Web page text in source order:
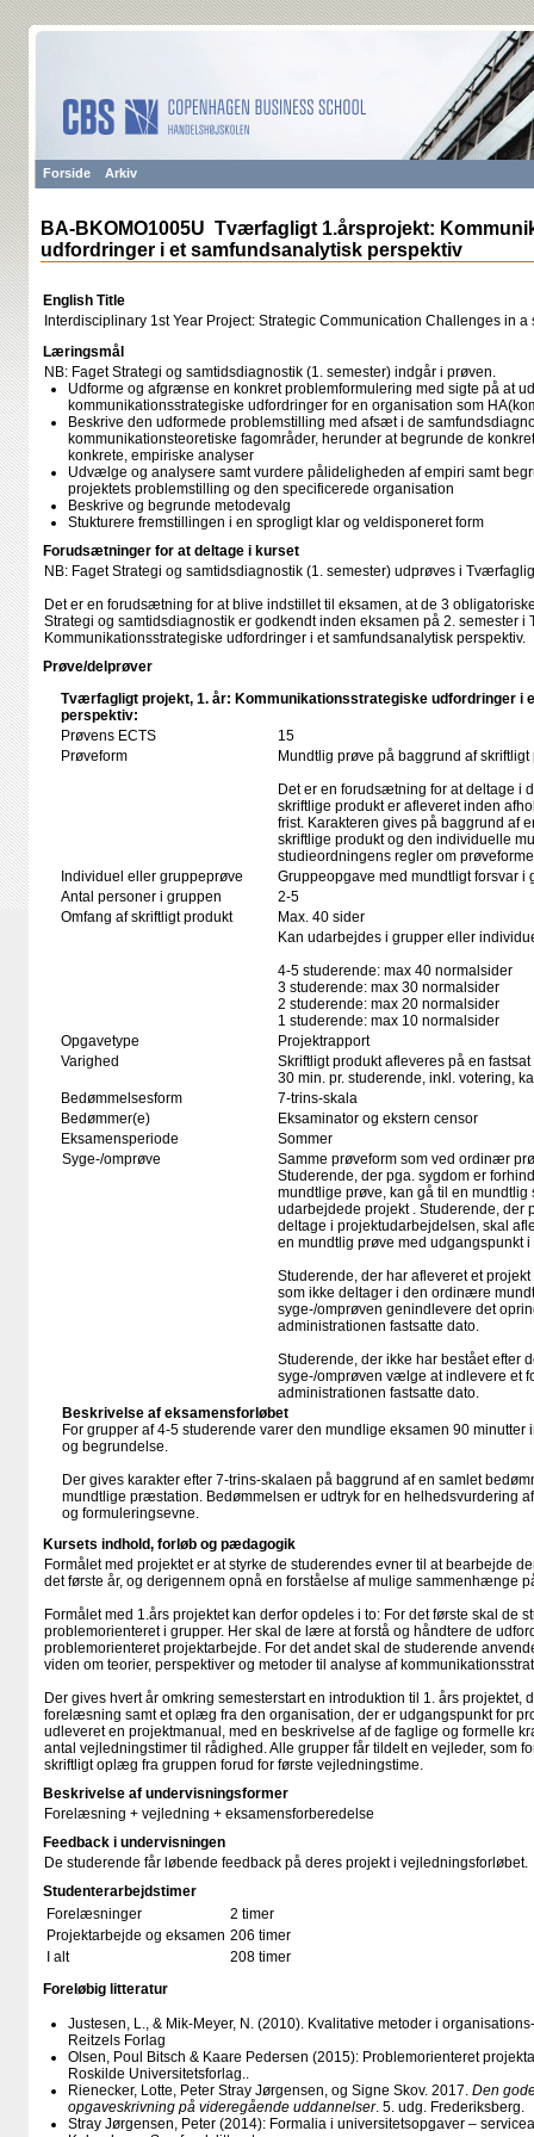
Forside Arkiv
BA-BKOMO1005U Tværfagligt 1.årsprojekt:
udfordringer i et samfundsanalytisk perspektiv
English Title
Interdisciplinary 1st Year Project: Strategic Communication Challenges in
Læringsmål
NB: Faget Strategi og samtidsdiagnostik (1. semester) indgår i prøven.
Udforme og afgrænse en konkret problemformulering med sigte på at
kommunikationsstrategiske udfordringer for en organisation som
Beskrive den udformede problemstilling med afsæt i de
kommunikationsteoretiske fagområder, herunder at begrunde de
konkrete, empiriske analyser
Udvælge og analysere samt vurdere pålideligheden af empiri samt
projektets problemstilling og den specificerede organisation
Beskrive og begrunde metodevalg
Stukturere fremstillingen i en sprogligt klar og veldisponeret form
Forudsætninger for at deltage i kurset
NB: Faget Strategi og samtidsdiagnostik (1. semester) udprøves i
Det er en forudsætning for at blive indstillet til eksamen, at de 3
Strategi og samtidsdiagnostik er godkendt inden eksamen på 2. semester
Kommunikationsstrategiske udfordringer i et samfundsanalytisk perspektiv.
Prøve/delprøver
Tværfagligt projekt, 1. år: Kommunikationsstrategiske udfordringer i
perspektiv:
Prøvens ECTS
15
Prøveform
Mundtlig prøve på baggrund af skriftligt
Det er en forudsætning for at deltage i
skriftlige produkt er afleveret inden
frist. Karakteren gives på baggrund af
skriftlige produkt og den individuelle
studieordningens regler om
Individuel eller gruppeprøve
Gruppeopgave med mundtligt forsvar i
Antal personer i gruppen
2-5
Omfang af skriftligt produkt
Max. 40 sider
Kan udarbejdes i grupper eller
4-5 studerende: max 40 normalsider
3 studerende: max 30 normalsider
2 studerende: max 20 normalsider
1 studerende: max 10 normalsider
Opgavetype
Projektrapport
Varighed
Skriftligt produkt afleveres på en
30 min. pr. studerende, inkl. votering,
Bedømmelsesform
7-trins-skala
Bedømmer(e)
Eksaminator og ekstern censor
Eksamensperiode
Sommer
Syge-/omprøve
Samme prøveform som ved ordinær
Studerende, der pga. sygdom er
mundtlige prøve, kan gå til en mundtlig
udarbejdede projekt . Studerende, der
deltage i projektudarbejdelsen, skal
en mundtlig prøve med udgangspunkt
Studerende, der har afleveret et
som ikke deltager i den ordinære
syge-/omprøven genindlevere det
administrationen fastsatte dato.
Studerende, der ikke har bestået efter
syge-/omprøven vælge at indlevere et
administrationen fastsatte dato.
Beskrivelse af eksamensforløbet
For grupper af 4-5 studerende varer den mundlige eksamen 90 minutter
og begrundelse.
Der gives karakter efter 7-trins-skalaen på baggrund af en samlet
mundtlige præstation. Bedømmelsen er udtryk for en helhedsvurdering
og formuleringsevne.
Kursets indhold, forløb og pædagogik
Formålet med projektet er at styrke de studerendes evner til at bearbejde
det første år, og derigennem opnå en forståelse af mulige sammenhænge
Formålet med 1.års projektet kan derfor opdeles i to: For det første skal de
problemorienteret i grupper. Her skal de lære at forstå og håndtere de
problemorienteret projektarbejde. For det andet skal de studerende
viden om teorier, perspektiver og metoder til analyse af
Der gives hvert år omkring semesterstart en introduktion til 1. års projektet,
forelæsning samt et oplæg fra den organisation, der er udgangspunkt for
udleveret en projektmanual, med en beskrivelse af de faglige og formelle
antal vejledningstimer til rådighed. Alle grupper får tildelt en vejleder, som
skriftligt oplæg fra gruppen forud for første vejledningstime.
Beskrivelse af undervisningsformer
Forelæsning + vejledning + eksamensforberedelse
Feedback i undervisningen
De studerende får løbende feedback på deres projekt i vejledningsforløbet.
Studenterarbejdstimer
Forelæsninger
2 timer
Projektarbejde og eksamen 206 timer
I alt
208 timer
Foreløbig litteratur
Justesen, L., & Mik-Meyer, N. (2010). Kvalitative metoder i
Reitzels Forlag
Olsen, Poul Bitsch & Kaare Pedersen (2015): Problemorienteret
Roskilde Universitetsforlag..
Rienecker, Lotte, Peter Stray Jørgensen, og Signe Skov. 2017. Den
opgaveskrivning på videregående uddannelser. 5. udg. Frederiksberg.
Stray Jørgensen, Peter (2014): Formalia i universitetsopgaver –